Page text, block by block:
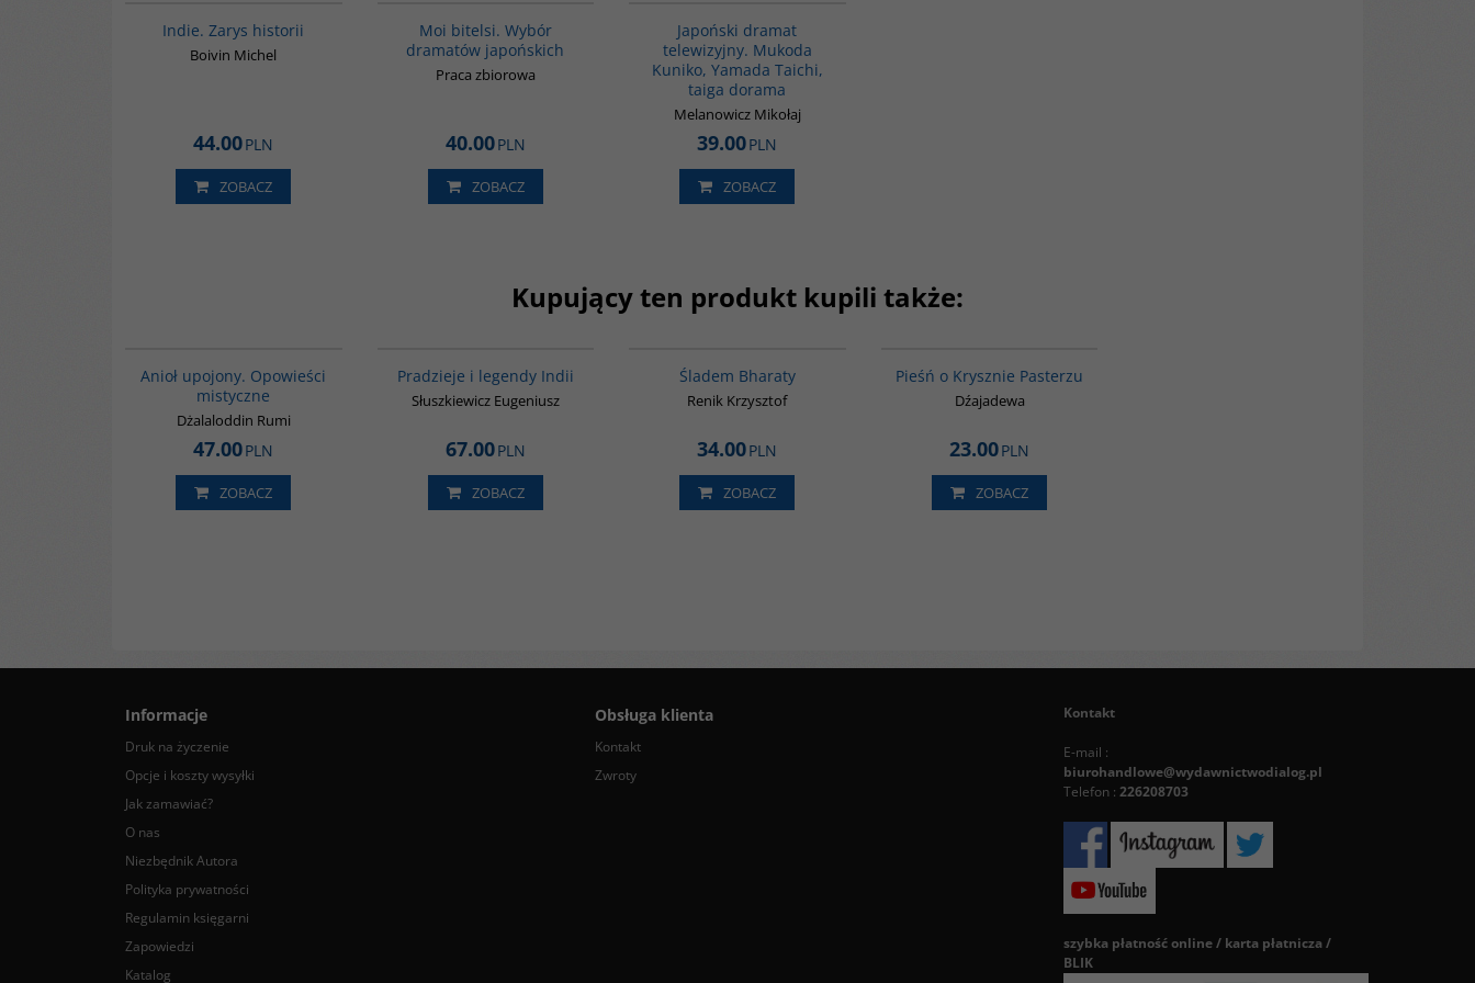
Indie. Zarys historii
Boivin Michel
44.00PLN
ZOBACZ
Moi bitelsi. Wybór
dramatów japońskich
Praca zbiorowa
40.00PLN
ZOBACZ
Japoński dramat
telewizyjny. Mukoda
Kuniko, Yamada Taichi,
taiga dorama
Melanowicz Mikołaj
39.00PLN
ZOBACZ
Kupujący ten produkt kupili także:
Anioł upojony. Opowieści
mistyczne
Dżalaloddin Rumi
47.00PLN
ZOBACZ
Pradzieje i legendy Indii
Słuszkiewicz Eugeniusz
67.00PLN
ZOBACZ
Śladem Bharaty
Renik Krzysztof
34.00PLN
ZOBACZ
Pieśń o Krysznie Pasterzu
Dźajadewa
23.00PLN
ZOBACZ
Informacje
Druk na życzenie
Opcje i koszty wysyłki
Jak zamawiać?
O nas
Niezbędnik Autora
Polityka prywatności
Regulamin księgarni
Zapowiedzi
Katalog
Obsługa klienta
Kontakt
Zwroty
Kontakt
E-mail :
biurohandlowe@wydawnictwodialog.pl
Telefon : 226208703
szybka płatność online / karta płatnicza /
BLIK